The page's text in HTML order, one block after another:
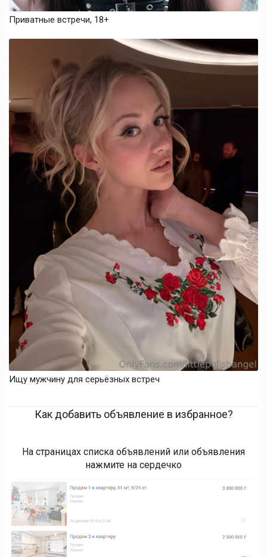
Приватные встречи, 18+
Ищу мужчину для серьёзных встреч
Как добавить объявление в избранное?
На страницах списка объявлений или объявления
нажмите на сердечко